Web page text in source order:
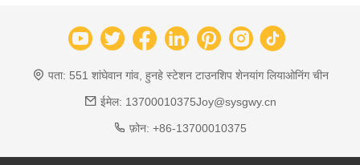
पता: 551 शांघेवान गांव, हुनहे स्टेशन टाउनशिप शेनयांग लियाओनिंग चीन
ईमेल: 13700010375Joy@sysgwy.cn
फ़ोन: +86-13700010375